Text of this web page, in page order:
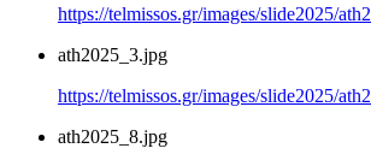
https://telmissos.gr/images/slide2025/
ath2025_3.jpg
https://telmissos.gr/images/slide2025/
ath2025_8.jpg